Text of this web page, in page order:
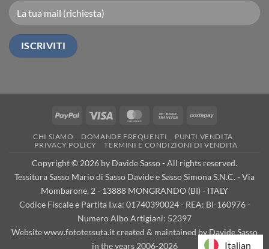
PayPal Visa MasterCardBank
Postepay
CHI SIAMO DOMANDE FREQUENTI
PUNTI VENDITA
PRIVACY POLICY
TERMINI E CONDIZIONI DI VENDITA
Copyright © 2026 by Davide Sasso - All rights reserved.
Tessitura Sasso Mario di Sasso Davide e Sasso Simona S.N.C. - Via
Mombarone, 2 - 13888 MONGRANDO (BI) - ITALY
Codice Fiscale e Partita I.v.a: 01740390024 - REA: BI-160976 -
Numero Albo Artigiani: 52397
Website www.fototessuta.it created & maintained by Davide Sasso
in the years 2006-2026
Italian
Italian